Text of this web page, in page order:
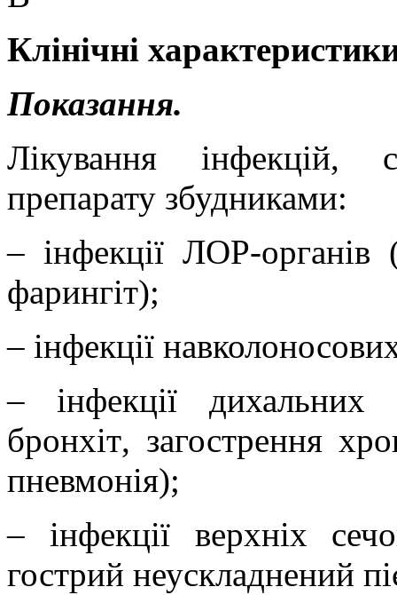
Клінічні
Показання.
Лікування інфекцій,
препарату збудниками:
– інфекції ЛОР-органів
фарингіт);
– інфекції
– інфекції
бронхіт, загострення
пневмонія);
– інфекції верхніх
гострий неускладнений